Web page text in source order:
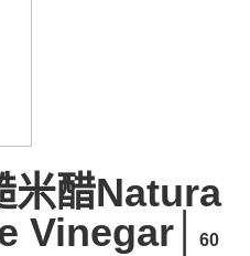
米醋Natura
Vinegar│
60